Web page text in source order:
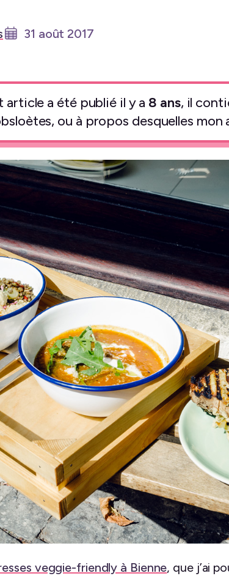
31 août 2017
a été publié il y a 8 ans, il
ou à propos desquelles mon
veggie-friendly à Bienne, que j’ai